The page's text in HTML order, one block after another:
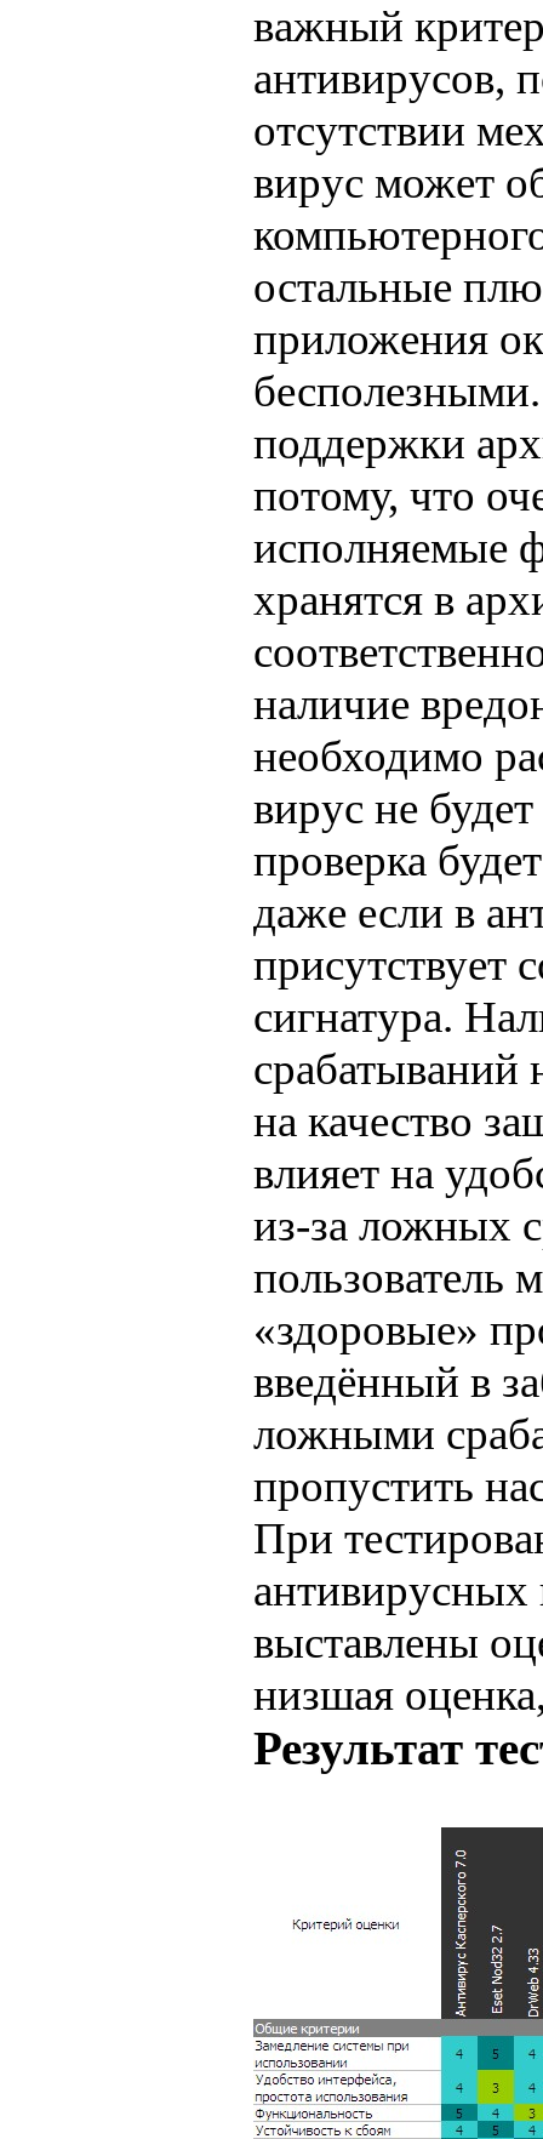
важный
антивирусов,
отсутствии
вирус может
остальные
приложения
поддержки
потому, что
исполняемые
хранятся в
наличие
необходимо
вирус не
проверка
даже если в
присутствует
сигнатура.
срабатываний
на качество
влияет на
из-за ложных
пользователь
«здоровые»
введённый в
ложными
пропустить
При
выставлены
низшая
Результат